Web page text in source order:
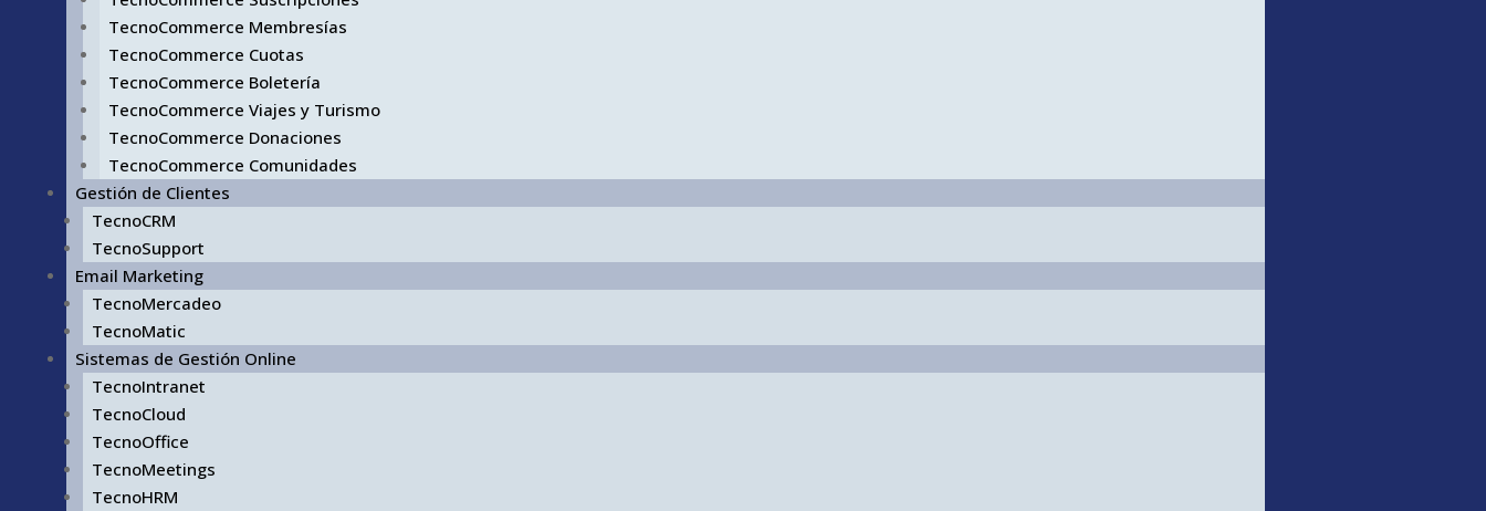
TecnoCommerce Membresías
TecnoCommerce Cuotas
TecnoCommerce Boletería
TecnoCommerce Viajes y Turismo
TecnoCommerce Donaciones
TecnoCommerce Comunidades
Gestión de Clientes
TecnoCRM
TecnoSupport
Email Marketing
TecnoMercadeo
TecnoMatic
Sistemas de Gestión Online
TecnoIntranet
TecnoCloud
TecnoOffice
TecnoMeetings
TecnoHRM